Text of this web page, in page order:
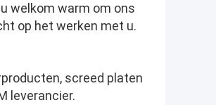
welkom warm om ons
op het werken met u.
screed platen
leverancier.